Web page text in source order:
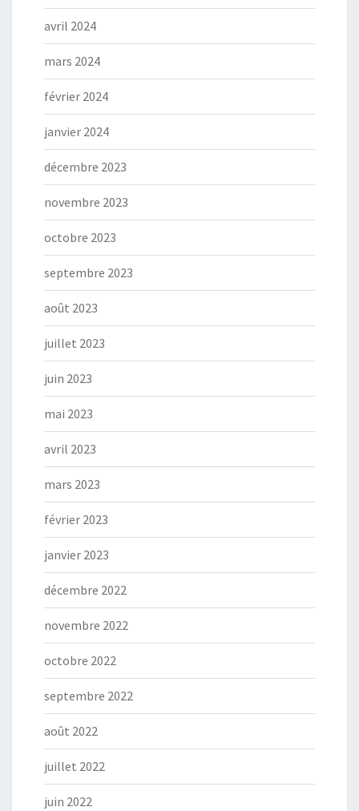
avril 2024
mars 2024
février 2024
janvier 2024
décembre 2023
novembre 2023
octobre 2023
septembre 2023
août 2023
juillet 2023
juin 2023
mai 2023
avril 2023
mars 2023
février 2023
janvier 2023
décembre 2022
novembre 2022
octobre 2022
septembre 2022
août 2022
juillet 2022
juin 2022